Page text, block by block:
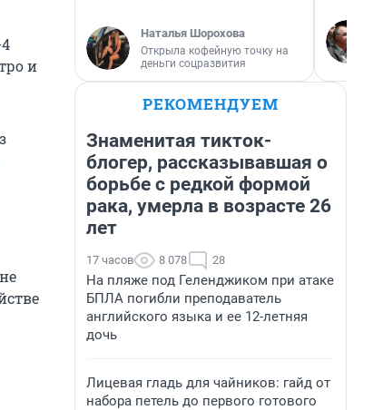
и
Наталья Шорохова
Открыла кофейную точку на
деньги соцразвития
РЕКОМЕНДУЕМ
Знаменитая тикток-
блогер, рассказывавшая о
борьбе с редкой формой
рака, умерла в возрасте 26
лет
17 часов 8 078 28
На пляже под Геленджиком при атаке
БПЛА погибли преподаватель
английского языка и ее 12-летняя
дочь
Лицевая гладь для чайников: гайд от
набора петель до первого готового